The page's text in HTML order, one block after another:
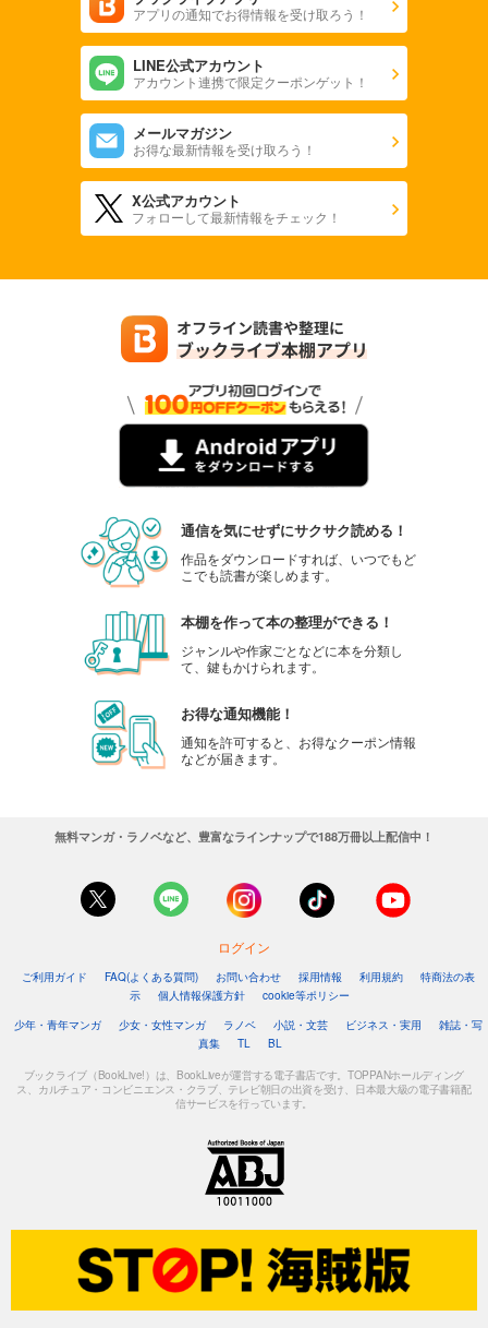
アプリの通知でお得情報を受け取ろう！
LINE公式アカウント
アカウント連携で限定クーポンゲット！
メールマガジン
お得な最新情報を受け取ろう！
X公式アカウント
フォローして最新情報をチェック！
通信を気にせずにサクサク読める！
作品をダウンロードすれば、いつでもど
こでも読書が楽しめます。
本棚を作って本の整理ができる！
ジャンルや作家ごとなどに本を分類し
て、鍵もかけられます。
お得な通知機能！
通知を許可すると、お得なクーポン情報
などが届きます。
無料マンガ・ラノベなど、豊富なラインナップで188万冊以上配信中！
ログイン
ご利用ガイド FAQ(よくある質問) お問い合わせ 採用情報 利用規約
特商法の表
示
個人情報保護方針
cookie等ポリシー
少年・青年マンガ
少女・女性マンガ ラノベ 小説・文芸 ビジネス・実用
雑誌・写
真集
TL BL
ブックライブ（BookLive!）は、BookLiveが運営する電子書店です。TOPPANホールディング
ス、カルチュア・コンビニエンス・クラブ、テレビ朝日の出資を受け、日本最大級の電子書籍配
信サービスを行っています。